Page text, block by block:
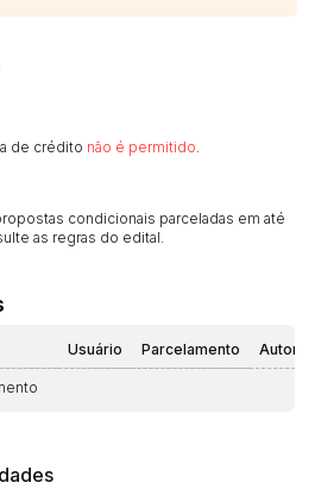
de crédito não é permitido
condicionais parceladas em até
as regras do edital.
Usuário Parcelamento